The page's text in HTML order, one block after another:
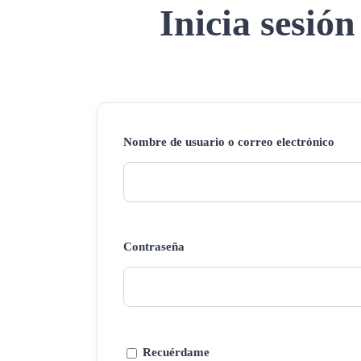
Inicia sesión
Nombre de usuario o correo electrónico
Contraseña
Recuérdame